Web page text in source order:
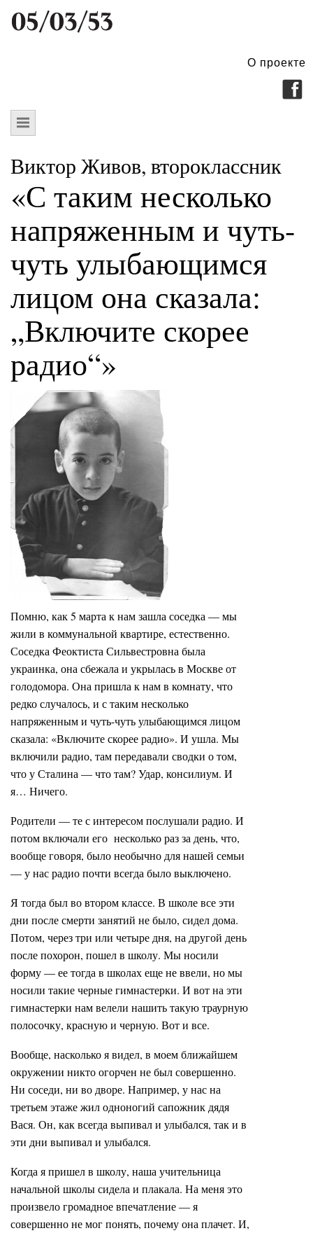
О проекте
Виктор Живов, второклассник
«С таким несколько
напряженным и чуть-
чуть улыбающимся
лицом она сказала:
„Включите скорее
радио“»
Помню, как 5 марта к нам зашла соседка — мы
жили в коммунальной квартире, естественно.
Соседка Феоктиста Сильвестровна была
украинка, она сбежала и укрылась в Москве от
голодомора. Она пришла к нам в комнату, что
редко случалось, и с таким несколько
напряженным и чуть-чуть улыбающимся лицом
сказала: «Включите скорее радио». И ушла. Мы
включили радио, там передавали сводки о том,
что у Сталина — что там? Удар, консилиум. И
я… Ничего.
Родители — те с интересом послушали радио. И
потом включали его несколько раз за день, что,
вообще говоря, было необычно для нашей семьи
— у нас радио почти всегда было выключено.
Я тогда был во втором классе. В школе все эти
дни после смерти занятий не было, сидел дома.
Потом, через три или четыре дня, на другой день
после похорон, пошел в школу. Мы носили
форму — ее тогда в школах еще не ввели, но мы
носили такие черные гимнастерки. И вот на эти
гимнастерки нам велели нашить такую траурную
полосочку, красную и черную. Вот и все.
Вообще, насколько я видел, в моем ближайшем
окружении никто огорчен не был совершенно.
Ни соседи, ни во дворе. Например, у нас на
третьем этаже жил одноногий сапожник дядя
Вася. Он, как всегда выпивал и улыбался, так и в
эти дни выпивал и улыбался.
Когда я пришел в школу, наша учительница
начальной школы сидела и плакала. На меня это
произвело громадное впечатление — я
совершенно не мог понять, почему она плачет. И,